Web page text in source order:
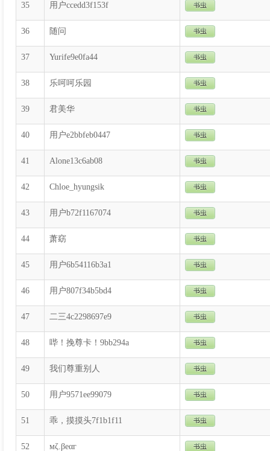
35 用户ccedd3f153f
36 随问
37 Yurife9e0fa44
38 乐呵呵乐园
39 君美华
40 用户e2bbfeb0447
41 Alone13c6ab08
42 Chloe_hyungsik
43 用户b72f1167074
44 萧窈
45 用户6b54116b3a1
46 用户807f34b5bd4
47 二三4c2298697e9
48 哔！挽尊卡！9bb294a
49 我们尊重别人
50 用户9571ee99079
51 乖，摸摸头7f1b1f11
52 мζ.βeαг